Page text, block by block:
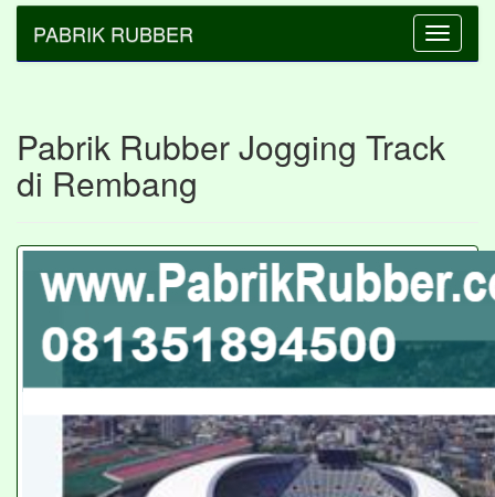
Toggle
PABRIK RUBBER
Pabrik Rubber Jogging Track
di Rembang